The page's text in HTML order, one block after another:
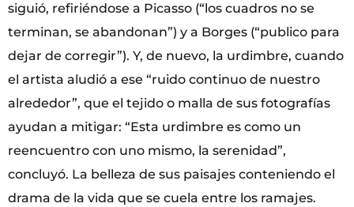
siguió, refiriéndose a Picasso (“los cuadros no se
terminan, se abandonan”) y a Borges (“publico para
dejar de corregir”). Y, de nuevo, la urdimbre, cuando
el artista aludió a ese “ruido continuo de nuestro
alrededor”, que el tejido o malla de sus fotografías
ayudan a mitigar: “Esta urdimbre es como un
reencuentro con uno mismo, la serenidad”,
concluyó. La belleza de sus paisajes conteniendo el
drama de la vida que se cuela entre los ramajes.